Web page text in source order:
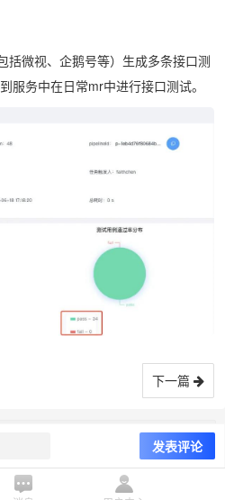
括微视、企鹅号等）生成多条接口测
服务中在日常mr中进行接口测试。
下一篇
8.6